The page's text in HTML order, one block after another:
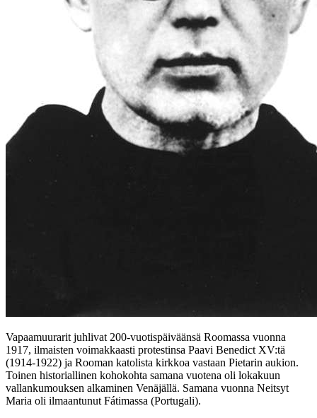
Vapaamuurarit juhlivat 200-vuotispäiväänsä Roomassa vuonna
1917, ilmaisten voimakkaasti protestinsa Paavi Benedict XV:tä
(1914-1922) ja Rooman katolista kirkkoa vastaan Pietarin aukion.
Toinen historiallinen kohokohta samana vuotena oli lokakuun
vallankumouksen alkaminen Venäjällä. Samana vuonna Neitsyt
Maria oli ilmaantunut Fátimassa (Portugali).